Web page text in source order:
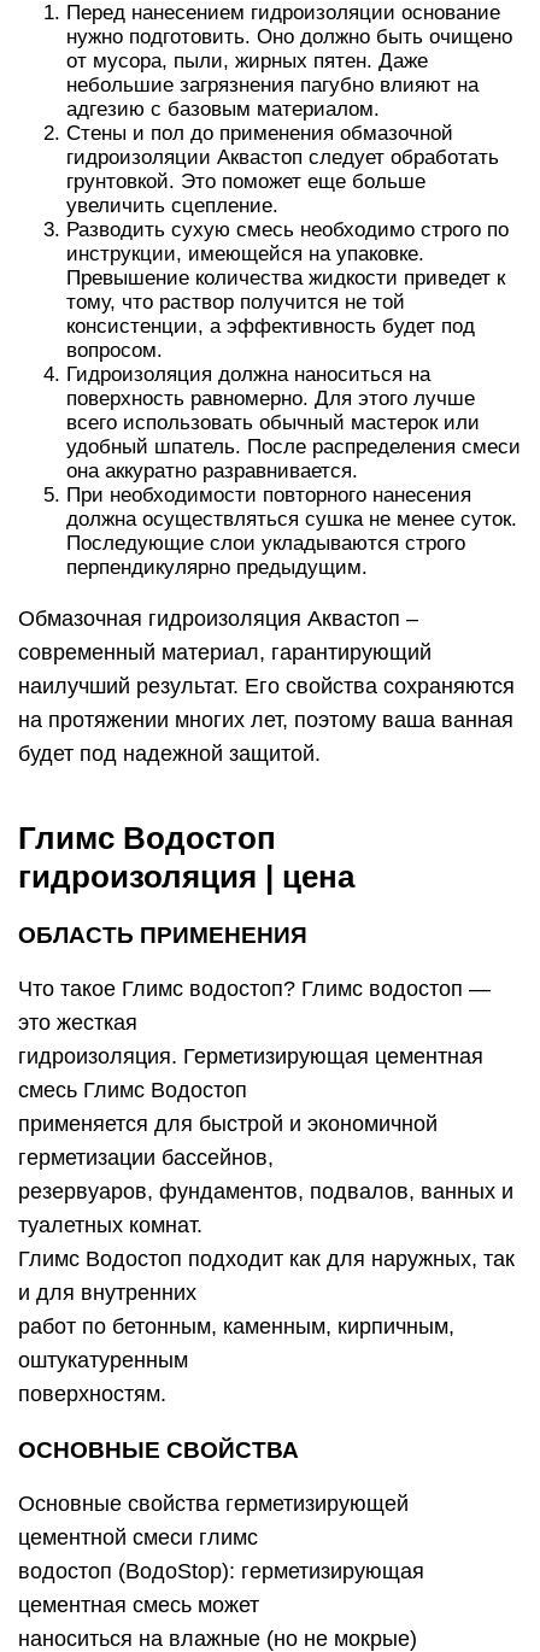
Перед нанесением гидроизоляции основание
нужно подготовить. Оно должно быть очищено
от мусора, пыли, жирных пятен. Даже
небольшие загрязнения пагубно влияют на
адгезию с базовым материалом.
Стены и пол до применения обмазочной
гидроизоляции Аквастоп следует обработать
грунтовкой. Это поможет еще больше
увеличить сцепление.
Разводить сухую смесь необходимо строго по
инструкции, имеющейся на упаковке.
Превышение количества жидкости приведет к
тому, что раствор получится не той
консистенции, а эффективность будет под
вопросом.
Гидроизоляция должна наноситься на
поверхность равномерно. Для этого лучше
всего использовать обычный мастерок или
удобный шпатель. После распределения смеси
она аккуратно разравнивается.
При необходимости повторного нанесения
должна осуществляться сушка не менее суток.
Последующие слои укладываются строго
перпендикулярно предыдущим.
Обмазочная гидроизоляция Аквастоп –
современный материал, гарантирующий
наилучший результат. Его свойства сохраняются
на протяжении многих лет, поэтому ваша ванная
будет под надежной защитой.
Глимс Водостоп
гидроизоляция | цена
ОБЛАСТЬ ПРИМЕНЕНИЯ
Что такое Глимс водостоп? Глимс водостоп —
это жесткая
гидроизоляция. Герметизирующая цементная
смесь Глимс Водостоп
применяется для быстрой и экономичной
герметизации бассейнов,
резервуаров, фундаментов, подвалов, ванных и
туалетных комнат.
Глимс Водостоп подходит как для наружных, так
и для внутренних
работ по бетонным, каменным, кирпичным,
оштукатуренным
поверхностям.
ОСНОВНЫЕ СВОЙСТВА
Основные свойства герметизирующей
цементной смеси глимс
водостоп (ВодоStop): герметизирующая
цементная смесь может
наноситься на влажные (но не мокрые)